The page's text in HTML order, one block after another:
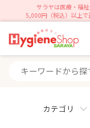
サラヤは医療・福
5,000円（税込）以上で
カテゴリ